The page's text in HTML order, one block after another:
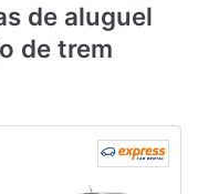
de aluguel
de trem